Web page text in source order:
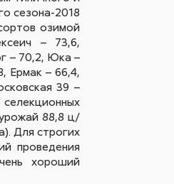
сезона-2018
озимой
– 73,6,
– 70,2, Юка –
Ермак – 66,4,
39 –
88,8 ц/
Для строгих
проведения
хороший